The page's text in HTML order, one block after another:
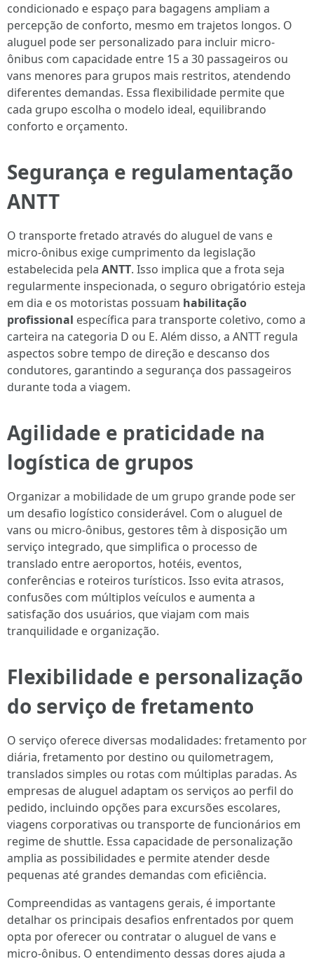
condicionado e espaço para bagagens ampliam a
percepção de conforto, mesmo em trajetos longos. O
aluguel pode ser personalizado para incluir micro-
ônibus com capacidade entre 15 a 30 passageiros ou
vans menores para grupos mais restritos, atendendo
diferentes demandas. Essa flexibilidade permite que
cada grupo escolha o modelo ideal, equilibrando
conforto e orçamento.
Segurança e regulamentação
ANTT
O transporte fretado através do aluguel de vans e
micro-ônibus exige cumprimento da legislação
estabelecida pela ANTT. Isso implica que a frota seja
regularmente inspecionada, o seguro obrigatório esteja
em dia e os motoristas possuam habilitação
profissional específica para transporte coletivo, como a
carteira na categoria D ou E. Além disso, a ANTT regula
aspectos sobre tempo de direção e descanso dos
condutores, garantindo a segurança dos passageiros
durante toda a viagem.
Agilidade e praticidade na
logística de grupos
Organizar a mobilidade de um grupo grande pode ser
um desafio logístico considerável. Com o aluguel de
vans ou micro-ônibus, gestores têm à disposição um
serviço integrado, que simplifica o processo de
translado entre aeroportos, hotéis, eventos,
conferências e roteiros turísticos. Isso evita atrasos,
confusões com múltiplos veículos e aumenta a
satisfação dos usuários, que viajam com mais
tranquilidade e organização.
Flexibilidade e personalização
do serviço de fretamento
O serviço oferece diversas modalidades: fretamento por
diária, fretamento por destino ou quilometragem,
translados simples ou rotas com múltiplas paradas. As
empresas de aluguel adaptam os serviços ao perfil do
pedido, incluindo opções para excursões escolares,
viagens corporativas ou transporte de funcionários em
regime de shuttle. Essa capacidade de personalização
amplia as possibilidades e permite atender desde
pequenas até grandes demandas com eficiência.
Compreendidas as vantagens gerais, é importante
detalhar os principais desafios enfrentados por quem
opta por oferecer ou contratar o aluguel de vans e
micro-ônibus. O entendimento dessas dores ajuda a